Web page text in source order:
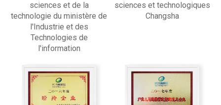
sciences et de la
technologie du ministère de
l'Industrie et des
Technologies de
l'information
sciences et technologiques
Changsha